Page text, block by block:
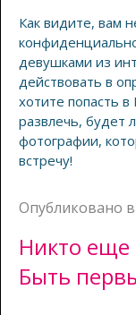
Как видите, вам
девушками из
действовать в
хотите попасть
развлечь, будет
фотографии,
встречу!
Опубликовано в
Никто еще
Быть